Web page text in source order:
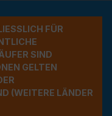
FÜR G
A
SIND A
GELTEN A
BU
LÄNDER NU